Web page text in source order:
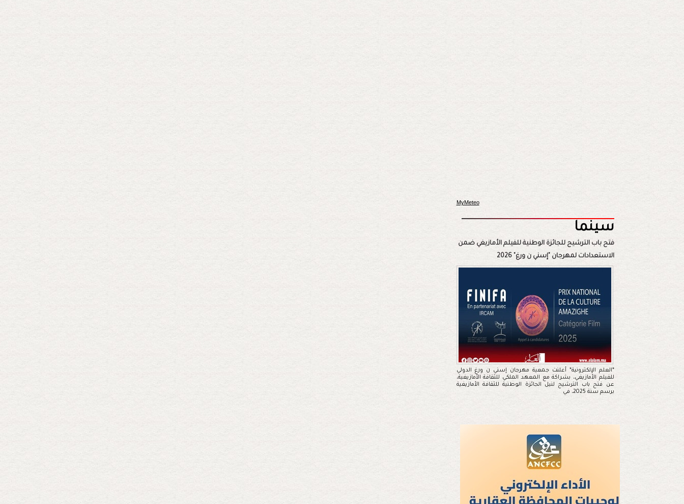
MyMeteo
سينما
فتح باب الترشيح للجائزة الوطنية للفيلم الأمازيغي ضمن
الاستعدادات لمهرجان "إسني ن ورغ" 2026
*العلم الإلكترونية* أعلنت جمعية مهرجان إسني ن ورغ الدولي
للفيلم الأمازيغي، بشراكة مع المعهد الملكي للثقافة الأمازيغية،
عن فتح باب الترشيح لنيل الجائزة الوطنية للثقافة الأمازيغية
برسم سنة 2025، في